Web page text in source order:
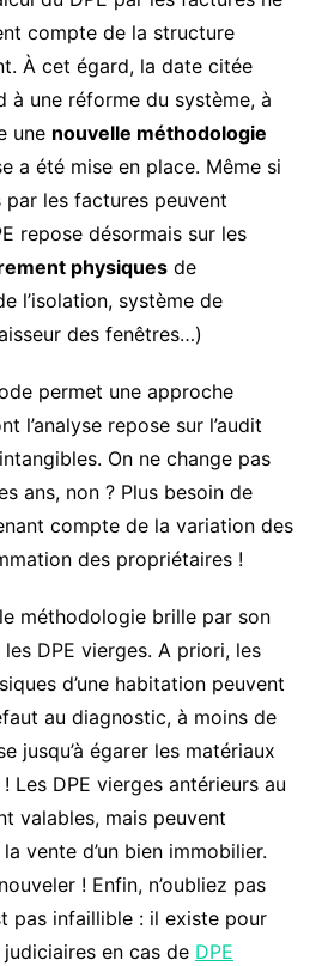
compte de la structure
À cet égard, la date citée
à une réforme du système, à
une nouvelle méthodologie
a été mise en place. Même si
par les factures peuvent
repose désormais sur les
physiquesde
l’isolation, système de
des fenêtres…)
permet une approche
l’analyse repose sur l’audit
On ne change pas
ans, non ? Plus besoin de
compte de la variation des
des propriétaires !
méthodologie brille par son
les DPE vierges. A priori, les
d’une habitation peuvent
au diagnostic, à moins de
jusqu’à égarer les matériaux
Les DPE vierges antérieurs au
valables, mais peuvent
la vente d’un bien immobilier.
! Enfin, n’oubliez pas
pas infaillible : il existe pour
en cas de DPE